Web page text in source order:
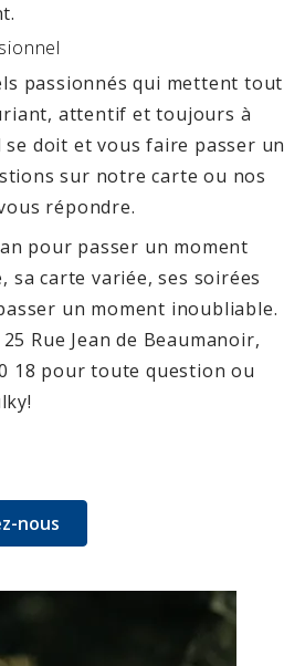
passionnés qui mettent tout
attentif et toujours à
doit et vous faire passer un
sur notre carte ou nos
répondre.
pour passer un moment
sa carte variée, ses soirées
un moment inoubliable.
Rue Jean de Beaumanoir,
18 pour toute question ou
nous